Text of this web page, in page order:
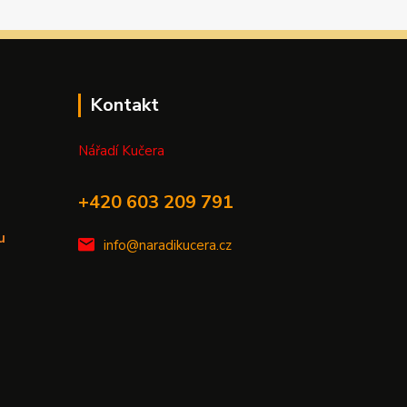
Kontakt
Nářadí Kučera
+420 603 209 791
info@naradikucera.cz